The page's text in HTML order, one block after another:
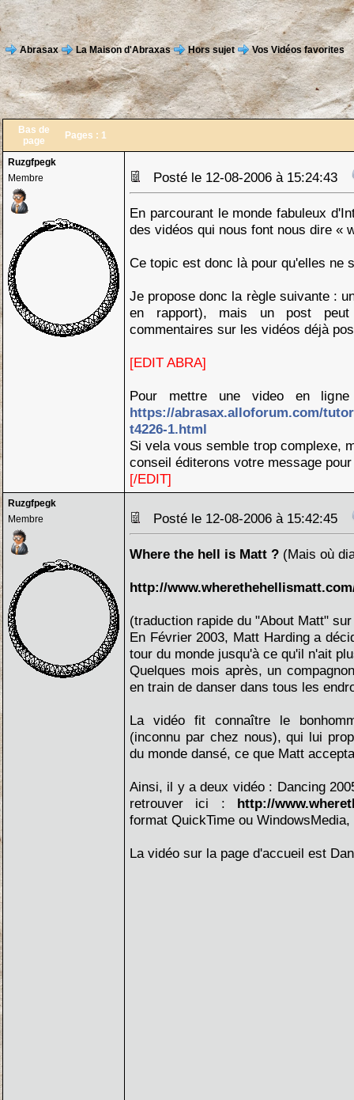
Abrasax La Maison d'Abraxas Hors sujet Vos Vidéos favorites
Bas de
page
Pages : 1
Ruzgfpegk
Membre
Posté le 12-08-2006 à 15:24:43
En parcourant le monde fabuleux
des vidéos qui nous font nous dire «
Ce topic est donc là pour qu'elles ne
Je propose donc la règle suivante :
en rapport), mais un post
commentaires sur les vidéos déjà
[EDIT ABRA]
Pour mettre une video en
https://abrasax.alloforum.com/
t4226-1.html
Si vela vous semble trop complexe,
conseil éditerons votre message
[/EDIT]
Ruzgfpegk
Membre
Posté le 12-08-2006 à 15:42:45
Where the hell is Matt ? (Mais où
http://
(traduction rapide du "About Matt"
En Février 2003, Matt Harding a
tour du monde jusqu'à ce qu'il n'ait
Quelques mois après, un
en train de danser dans tous les
La vidéo fit connaître le
(inconnu par chez nous), qui lui
du monde dansé, ce que Matt
Ainsi, il y a deux vidéo : Dancing
retrouver ici : http://
format QuickTime ou
La vidéo sur la page d'accueil est